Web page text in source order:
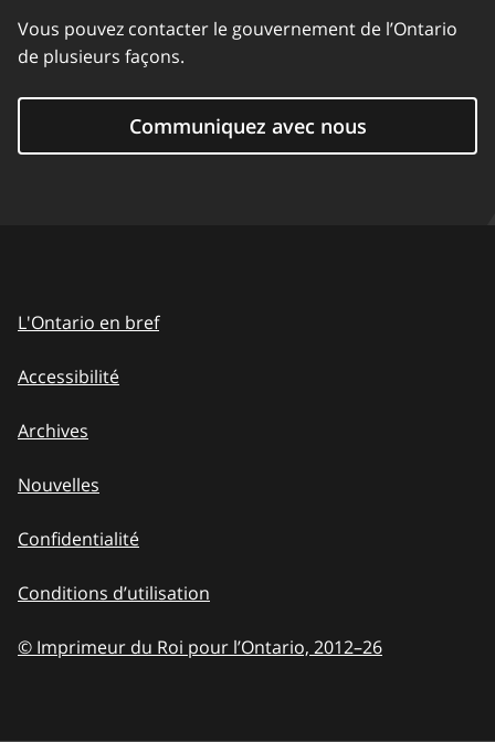
Vous pouvez contacter le gouvernement de l’Ontario
de plusieurs façons.
Communiquez avec nous
L'Ontario en bref
Accessibilité
Archives
Nouvelles
Confidentialité
Conditions d’utilisation
© Imprimeur du Roi pour l’Ontario, 2012–to
26